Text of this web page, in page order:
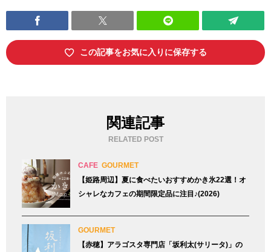
この記事をお気に入りに保存する
関連記事
RELATED POST
CAFE GOURMET
【姫路周辺】夏に食べたいおすすめかき氷22選！オ
シャレなカフェの期間限定品に注目♪(2026)
GOURMET
【赤穂】アラゴスタ専門店「坂利太(サリータ)」の